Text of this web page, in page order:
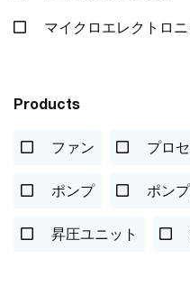
マイクロエレクトロニ
Products
ファン プロ
ポンプ ポン
昇圧ユニット